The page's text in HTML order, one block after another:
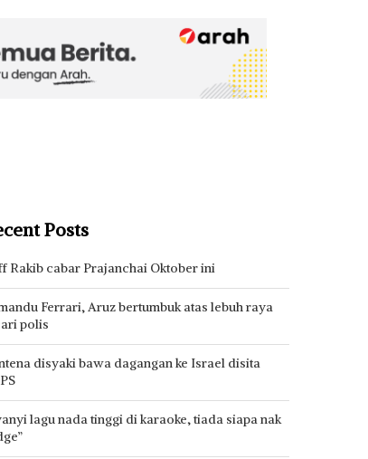
Posts
Rakib cabar Prajanchai Oktober ini
Ferrari, Aruz bertumbuk atas lebuh raya
polis
disyaki bawa dagangan ke Israel disita
lagu nada tinggi di karaoke, tiada siapa nak